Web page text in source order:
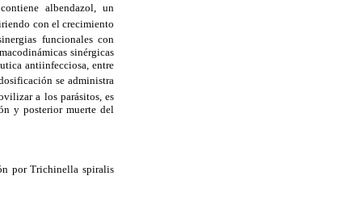
albendazol, un
con el crecimiento
funcionales con
sinérgicas
antiinfecciosa, entre
se administra
a los parásitos, es
y posterior muerte del
por Trichinella spiralis